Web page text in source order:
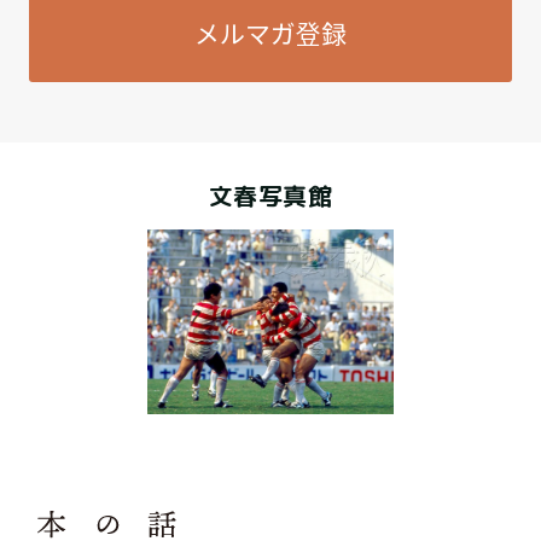
メルマガ登録
文春写真館